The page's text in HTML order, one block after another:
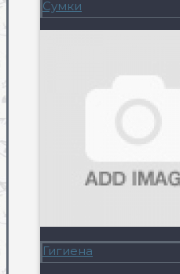
Сумки
Гигиена